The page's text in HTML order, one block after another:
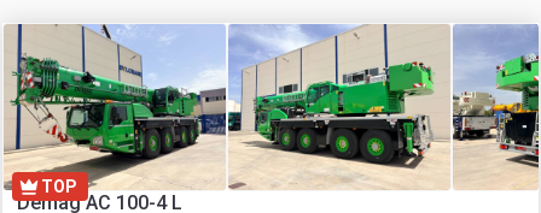
TOP
Demag AC 100-4 L